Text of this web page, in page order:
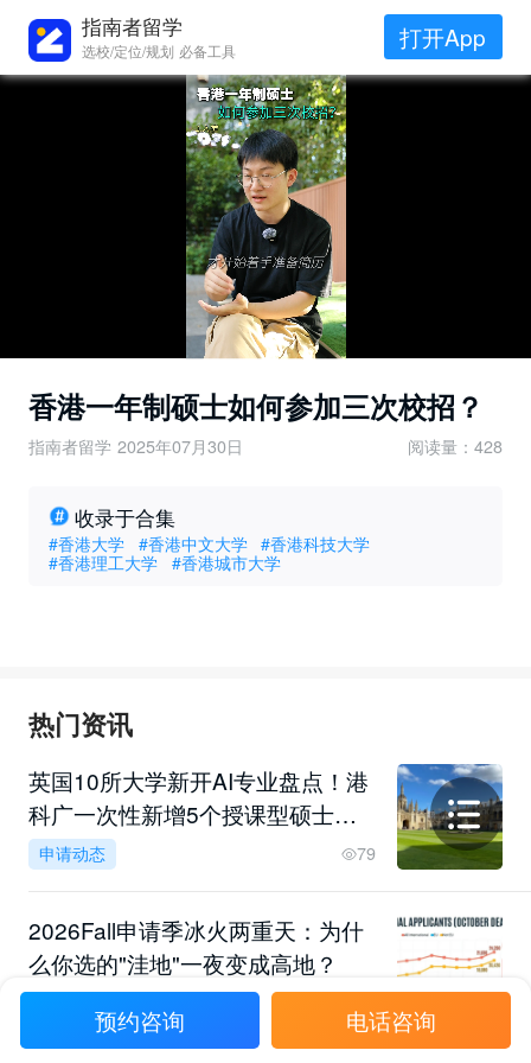
指南者留学
选校/定位/规划 必备工具 打开App
香港一年制硕士如何参加三次校招？
指南者留学 2025年07月30日 阅读量：428
收录于合集
#香港大学 #香港中文大学 #香港科技大学
#香港理工大学
#香港城市大学
热门资讯
英国10所大学新开AI专业盘点！港
科广一次性新增5个授课型硕士，
央国企偏爱哪几类留学专业？
申请动态 79
2026Fall申请季冰火两重天：为什
么你选的"洼地"一夜变成高地？
预约咨询 电话咨询